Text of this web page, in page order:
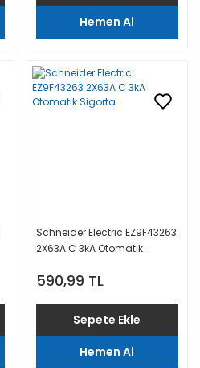
Hemen Al
Schneider Electric EZ9F43263
2X63A C 3kA Otomatik
590,99 TL
Sepete Ekle
Hemen Al